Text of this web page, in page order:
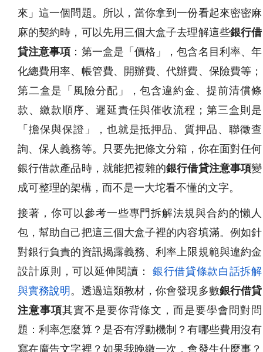
來」這一個問題。所以，當你拿到一份看起來密密麻
麻的契約時，可以先用三個大盒子去理解這些銀行借
貸注意事項 ：第一盒是「價格」，包含名目利率、年
化總費用率、帳管費、開辦費、代辦費、保險費等；
第二盒是「風險分配」，包含違約金、提前清償條
款、繳款順序、遲延責任與催收流程；第三盒則是
「擔保與保證」，也就是抵押品、質押品、聯徵查
詢、保人義務等。只要先把條文分箱，你在面對任何
銀行借款產品時，就能把複雜的銀行借貸注意事項變
成可整理的架構，而不是一大坨看不懂的文字。
接著，你可以參考一些專門拆解法規與合約的懶人
包，幫助自己把這三個大盒子裡的內容填滿。例如針
對銀行負責的資訊揭露義務、利率上限規範與違約金
設計原則，可以延伸閱讀：
銀行借貸條款白話拆解
與實務說明。透過這類教材，你會發現多數銀行借貸
注意事項其實不是要你背條文，而是要學會問對問
題：利率怎麼算？是否有浮動機制？有哪些費用沒有
寫在廣告文字裡？如果我晚繳一次，會發生什麼事？